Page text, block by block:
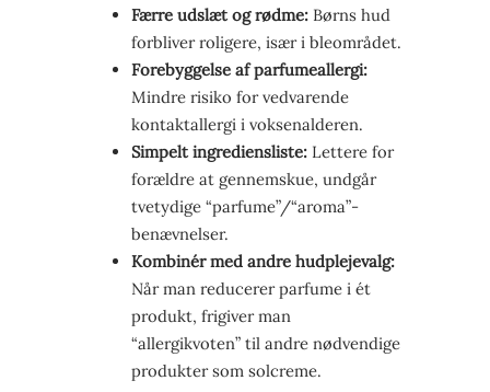
Færre udslæt og rødme: Børns hud
forbliver roligere, især i bleområdet.
Forebyggelse af parfumeallergi:
Mindre risiko for vedvarende
kontaktallergi i voksenalderen.
Simpelt ingrediensliste: Lettere for
forældre at gennemskue, undgår
tvetydige “parfume”/“aroma”-
benævnelser.
Kombinér med andre hudplejevalg:
Når man reducerer parfume i ét
produkt, frigiver man
“allergikvoten” til andre nødvendige
produkter som solcreme.